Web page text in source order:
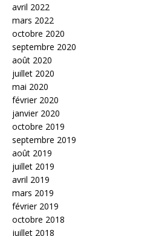
avril 2022
mars 2022
octobre 2020
septembre 2020
août 2020
juillet 2020
mai 2020
février 2020
janvier 2020
octobre 2019
septembre 2019
août 2019
juillet 2019
avril 2019
mars 2019
février 2019
octobre 2018
juillet 2018